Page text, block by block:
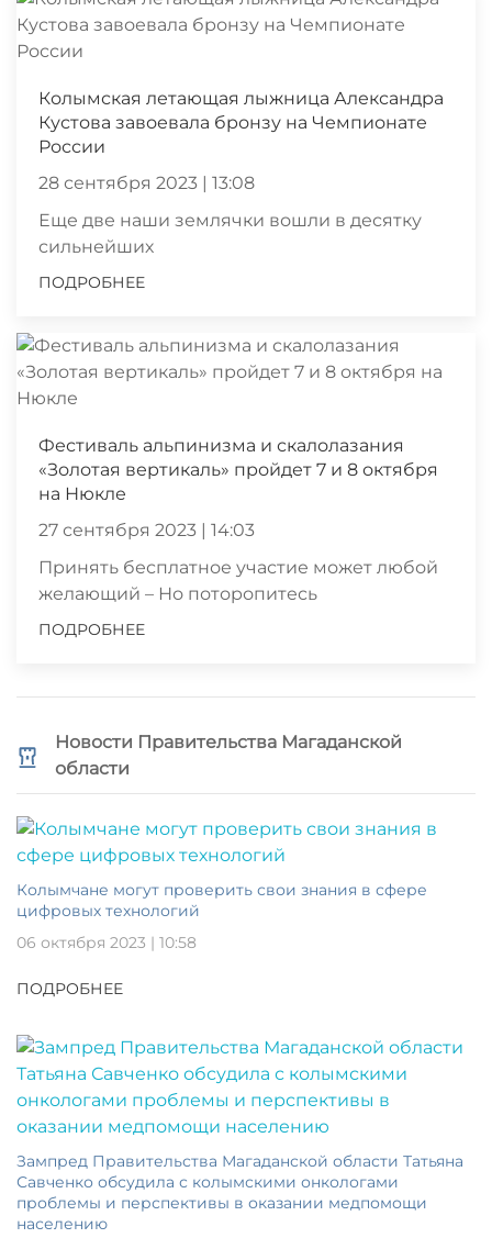
Колымская летающая лыжница Александра
Кустова завоевала бронзу на Чемпионате
России
28 сентября 2023 | 13:08
Еще две наши землячки вошли в десятку
сильнейших
ПОДРОБНЕЕ
Фестиваль альпинизма и скалолазания
«Золотая вертикаль» пройдет 7 и 8 октября
на Нюкле
27 сентября 2023 | 14:03
Принять бесплатное участие может любой
желающий – Но поторопитесь
ПОДРОБНЕЕ
Новости Правительства Магаданской
области
Колымчане могут проверить свои знания в сфере
цифровых технологий
06 октября 2023 | 10:58
ПОДРОБНЕЕ
Зампред Правительства Магаданской области Татьяна
Савченко обсудила с колымскими онкологами
проблемы и перспективы в оказании медпомощи
населению